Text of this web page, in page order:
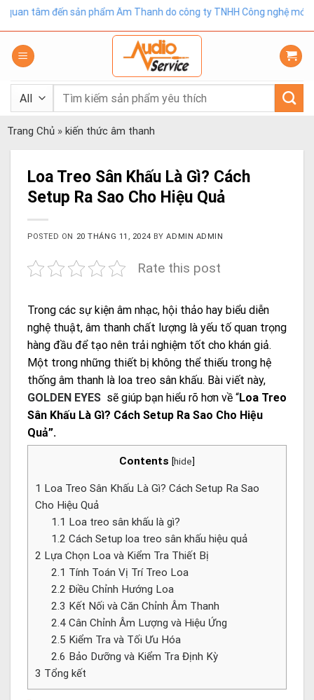
Skip
content
phẩm Âm Thanh do công ty TNHH Công nghệ mới Golden
kiếm:
Trang Chủ» kiến thức âm thanh
Loa Treo Sân Khấu Là Gì? Cách
Setup Ra Sao Cho Hiệu Quả
POSTED ON 20 THÁNG 11, 2024 BYADMIN ADMIN
Rate this post
Trong các sự kiện âm nhạc, hội thảo hay biểu diễn
nghệ thuật, âm thanh chất lượng là yếu tố quan trọng
hàng đầu để tạo nên trải nghiệm tốt cho khán giả.
Một trong những thiết bị không thể thiếu trong hệ
thống âm thanh là loa treo sân khấu. Bài viết này,
GOLDEN EYES sẽ giúp bạn hiểu rõ hơn về “Loa Treo
Sân Khấu Là Gì? Cách Setup Ra Sao Cho Hiệu
Quả”.
Contents [hide]
1 Loa Treo Sân Khấu Là Gì? Cách Setup Ra Sao
Cho Hiệu Quả
1.1 Loa treo sân khấu là gì?
1.2 Cách Setup loa treo sân khấu hiệu quả
2 Lựa Chọn Loa và Kiểm Tra Thiết Bị
2.1 Tính Toán Vị Trí Treo Loa
2.2 Điều Chỉnh Hướng Loa
2.3 Kết Nối và Căn Chỉnh Âm Thanh
2.4Cân Chỉnh Âm Lượng và Hiệu Ứng
2.5 Kiểm Tra và Tối Ưu Hóa
2.6 Bảo Dưỡng và Kiểm Tra Định Kỳ
3 Tổng kết